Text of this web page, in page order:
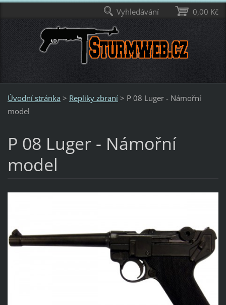
Úvodní stránka > Repliky zbraní > P 08 Luger - Námořní
model
P 08 Luger - Námořní
model
0,00 Kč
Vyhledávání